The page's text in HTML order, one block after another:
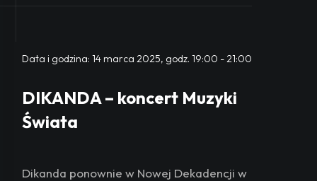
Data i godzina:14 marca 2025, godz. 19:00 -21:00
DIKANDA – koncert Muzyki
Świata
Dikanda ponownie w Nowej Dekadencji w